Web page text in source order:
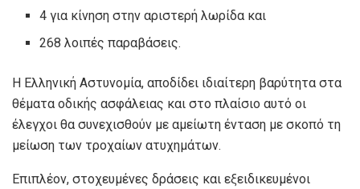
4 για κίνηση στην αριστερή λωρίδα και
268 λοιπές παραβάσεις.
Η Ελληνική Αστυνομία, αποδίδει ιδιαίτερη βαρύτητα στα
θέματα οδικής ασφάλειας και στο πλαίσιο αυτό οι
έλεγχοι θα συνεχισθούν με αμείωτη ένταση με σκοπό τη
μείωση των τροχαίων ατυχημάτων.
Επιπλέον, στοχευμένες δράσεις και εξειδικευμένοι